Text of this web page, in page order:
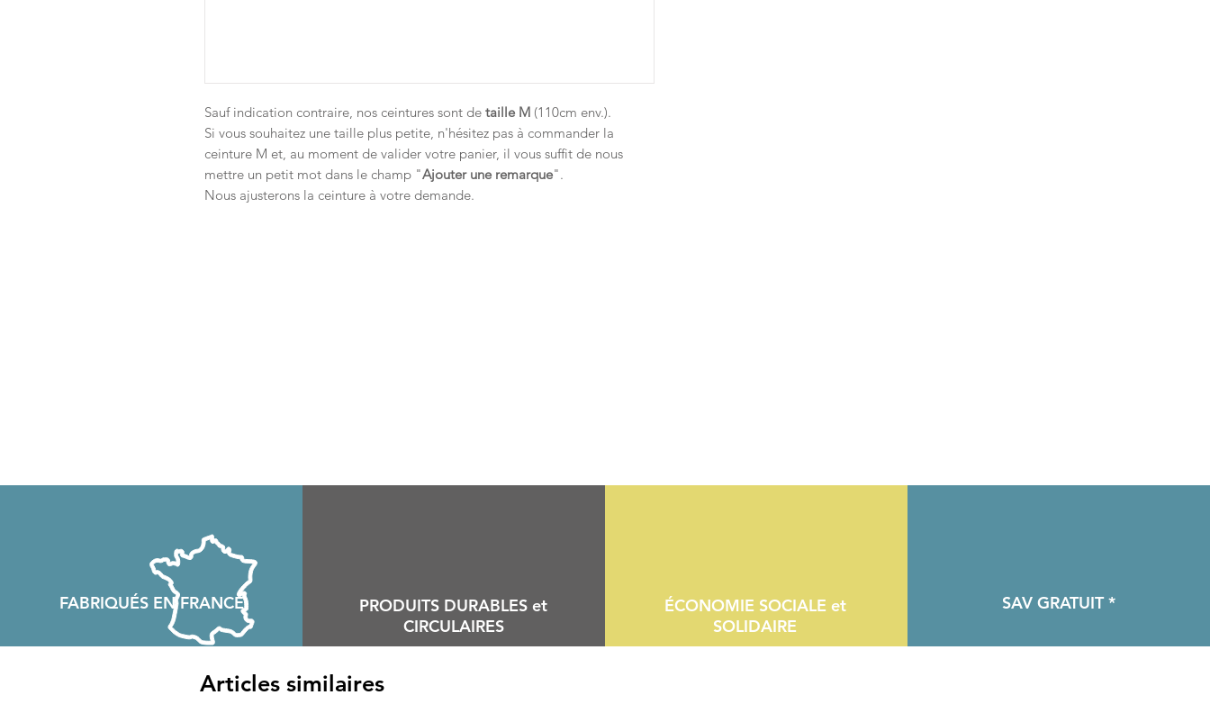
Sauf indication contraire, nos ceintures sont de taille M (110cm env.).
Si vous souhaitez une taille plus petite, n'hésitez pas à commander la
ceinture M et, au moment de valider votre panier, il vous suffit de nous
mettre un petit mot dans le champ "Ajouter une remarque".
Nous ajusterons la ceinture à votre demande.
FABRIQUÉS EN FRANCE
PRODUITS DURABLES et
CIRCULAIRES
ÉCONOMIE SOCIALE et
SOLIDAIRE
SAV GRATUIT *
Articles similaires